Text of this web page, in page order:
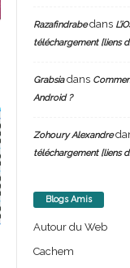
Razafindrabedans
téléchargement [liens
Grabsiadans
Android ?
Zohoury Alexandre
téléchargement [liens
Blogs Amis
Autour du Web
Cachem